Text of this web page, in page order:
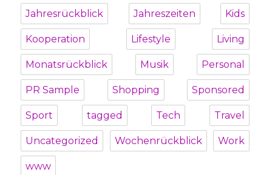
Jahresrückblick Jahreszeiten Kids
Kooperation Lifestyle Living
Monatsrückblick Musik Personal
PR Sample Shopping Sponsored
Sport tagged Tech Travel
Uncategorized Wochenrückblick Work
www